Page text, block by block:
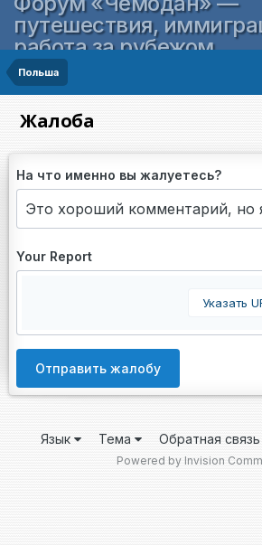
путешествия,
работа за рубежом
Польша
Жалоба
На что именно вы жалуетесь?
Your Report
Указать
Отправить жалобу
Язык Тема Обратная связь
Powered by Invision